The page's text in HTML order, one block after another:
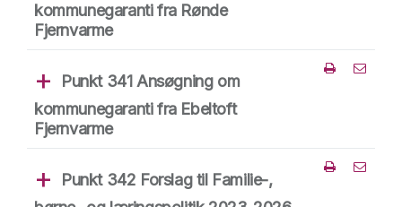
kommunegaranti fra Rønde
Fjernvarme
Punkt 341 Ansøgning om
kommunegaranti fra Ebeltoft
Fjernvarme
Punkt 342 Forslag til Familie-,